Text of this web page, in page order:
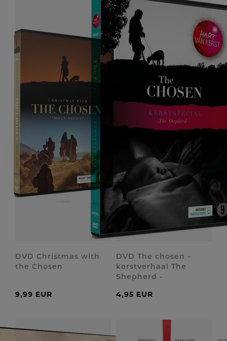
DVD Christmas with
the Chosen
9,99 EUR
DVD The chosen -
kerstverhaal The
Shepherd -
4,95 EUR